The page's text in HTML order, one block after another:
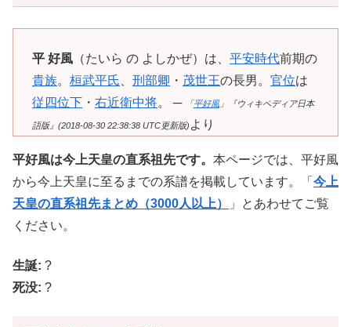
平 好風 （たいら の よしかぜ）は、 平安時代前期の
貴族。 桓武平氏、 刑部卿 ・ 茂世王の長男。 官位は
従四位下 ・ 右近衛中将。 ─ 「 平好風 」『ウィキペディア日本
語版』(2018-08-30 22:38:38 UTC更新版) より
平好風は今上天皇の直系祖先です。 本ページでは、平好風
から今上天皇に至るまでの系譜を掲載しています。「 今上
天皇の直系祖先まとめ（3000人以上）
」とあわせてご覧
ください。
生誕: ?
死没: ?